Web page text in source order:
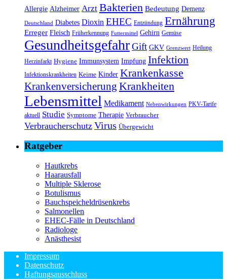
Allergie Alzheimer Arzt Bakterien Bedeutung Demenz
Deutschland Diabetes Dioxin EHEC Entzündung Ernährung
Erreger Fleisch Früherkennung Futtermittel Gehirn Gemüse
GesundheitsgefahrGift GKV Grenzwert Heilung
Herzinfarkt Hygiene Immunsystem Impfung Infektion
Infektionskrankheiten Keime Kinder Krankenkasse
Krankenversicherung Krankheiten
Lebensmittel Medikament Nebenwirkungen PKV-Tarife
aktuell Studie Symptome Therapie Verbraucher
Verbraucherschutz Virus Übergewicht
Ratgeber
Hautkrebs
Haarausfall
Multiple Sklerose
Botulismus
Bauchspeicheldrüsenkrebs
Salmonellen
EHEC-Fälle in Deutschland
Radiologe
Anästhesist
Impressum
Datenschutz
Haftungsausschluss